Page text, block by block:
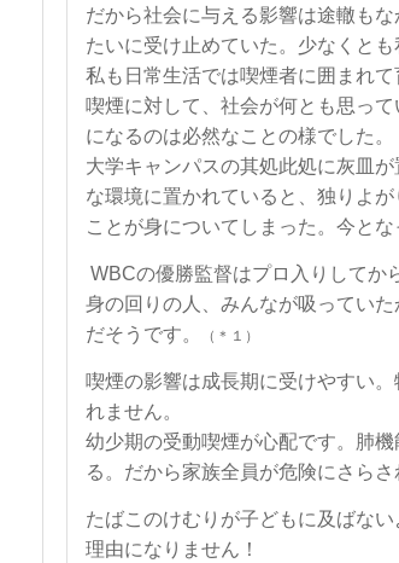
だから社会に与える影響は途轍も
たいに受け止めていた。少なくとも
私も日常生活では喫煙者に囲まれ
喫煙に対して、社会が何とも思っ
になるのは必然なことの様でした。
大学キャンパスの其処此処に灰皿
な環境に置かれていると、独りよ
ことが身についてしまった。今と
WBCの優勝監督はプロ入りしてか
身の回りの人、みんなが吸ってい
だそうです。
（＊１）
喫煙の影響は成長期に受けやすい
れません。
幼少期の受動喫煙が心配です。肺
る。だから家族全員が危険にさらさ
たばこのけむりが子どもに及ばな
理由になりません！